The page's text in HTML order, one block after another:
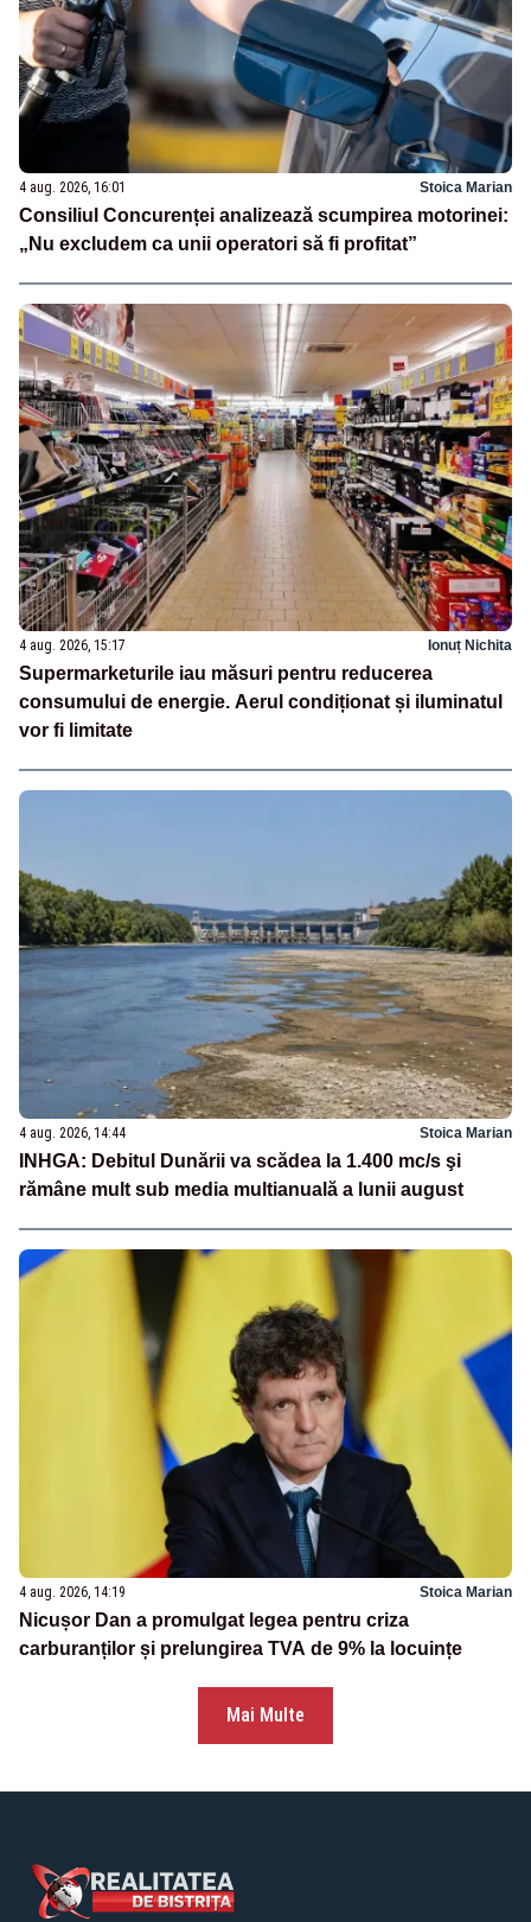
4 aug. 2026, 16:01 Stoica Marian
Consiliul Concurenței analizează scumpirea motorinei:
„Nu excludem ca unii operatori să fi profitat”
4 aug. 2026, 15:17 Ionuț Nichita
Supermarketurile iau măsuri pentru reducerea
consumului de energie. Aerul condiționat și iluminatul
vor fi limitate
4 aug. 2026, 14:44 Stoica Marian
INHGA: Debitul Dunării va scădea la 1.400 mc/s şi
rămâne mult sub media multianuală a lunii august
4 aug. 2026, 14:19 Stoica Marian
Nicușor Dan a promulgat legea pentru criza
carburanților și prelungirea TVA de 9% la locuințe
Mai Multe